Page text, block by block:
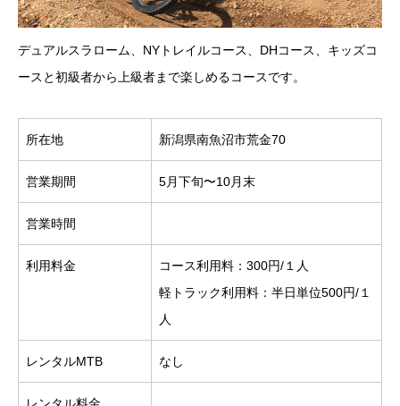
デュアルスラローム、NYトレイルコース、DHコース、キッズコ
ースと初級者から上級者まで楽しめるコースです。
所在地 新潟県南魚沼市荒金70
営業期間 5月下旬〜10月末
営業時間
利用料金
コース利用料：300円/１人
軽トラック利用料：半日単位500円/１
人
レンタルMTB なし